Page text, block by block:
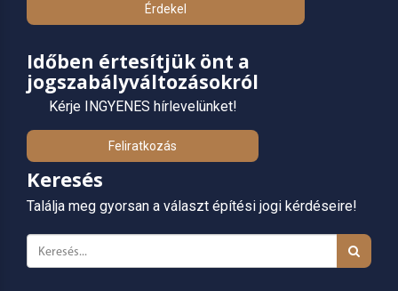
Érdekel
Időben értesítjük önt a
jogszabályváltozásokról
Kérje INGYENES hírlevelünket!
Feliratkozás
Keresés
Találja meg gyorsan a választ építési jogi kérdéseire!